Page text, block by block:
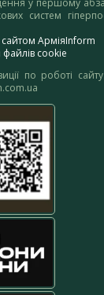
у першому
систем
сайтом АрміяInform
файлів cookie
по роботі